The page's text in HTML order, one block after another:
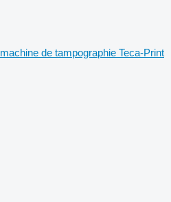
machine de tampographie Teca-Print